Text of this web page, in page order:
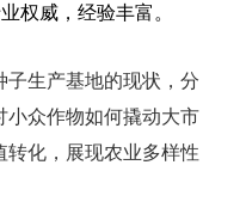
权威，经验丰富。
子生产基地的现状，分
小众作物如何撬动大市
转化，展现农业多样性